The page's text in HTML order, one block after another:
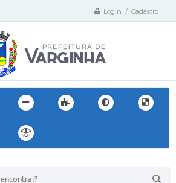
Login / Cadastro